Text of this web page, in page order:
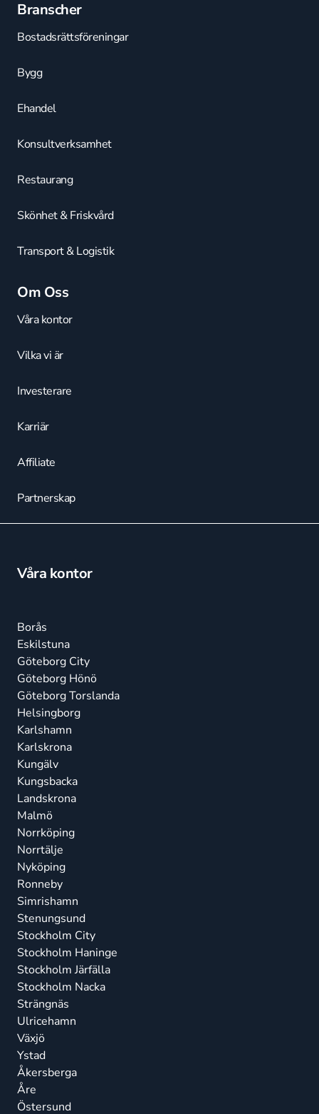
Branscher
Bostadsrättsföreningar
Bygg
Ehandel
Konsultverksamhet
Restaurang
Skönhet & Friskvård
Transport & Logistik
Om Oss
Våra kontor
Vilka vi är
Investerare
Karriär
Affiliate
Partnerskap
Våra kontor
Borås
Eskilstuna
Göteborg City
Göteborg Hönö
Göteborg Torslanda
Helsingborg
Karlshamn
Karlskrona
Kungälv
Kungsbacka
Landskrona
Malmö
Norrköping
Norrtälje
Nyköping
Ronneby
Simrishamn
Stenungsund
Stockholm City
Stockholm Haninge
Stockholm Järfälla
Stockholm Nacka
Strängnäs
Ulricehamn
Växjö
Ystad
Åkersberga
Åre
Östersund